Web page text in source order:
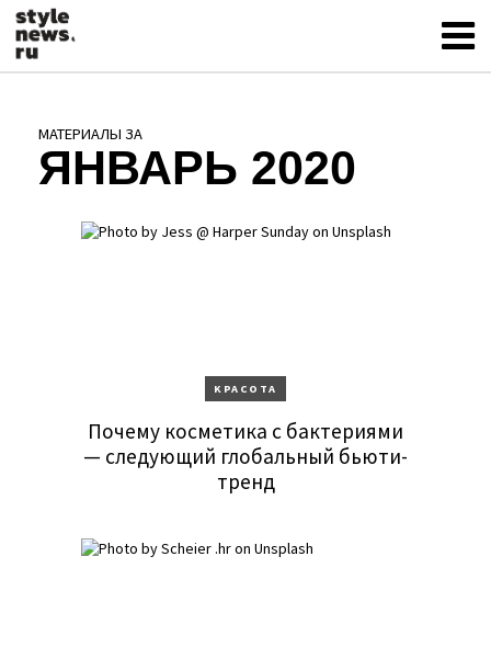
МАТЕРИАЛЫ ЗА
ЯНВАРЬ 2020
KРАСОТА
Почему косметика с бактериями
— следующий глобальный бьюти-
тренд